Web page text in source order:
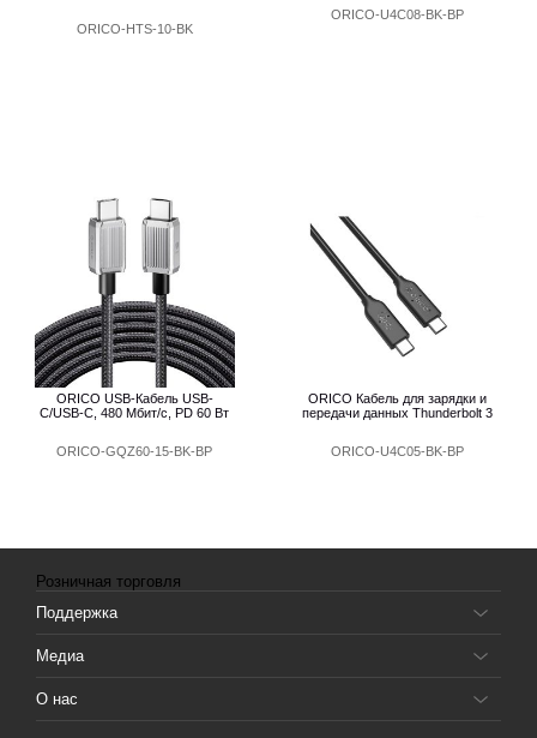
ORICO-HTS-10-BK
ORICO-U4C08-BK-BP
ORICO USB-Кабель USB-
C/USB-C, 480 Мбит/с, PD 60 Вт
ORICO-GQZ60-15-BK-BP
ORICO Кабель для зарядки и
передачи данных Thunderbolt 3
ORICO-U4C05-BK-BP
Розничная торговля
Поддержка
Медиа
О нас